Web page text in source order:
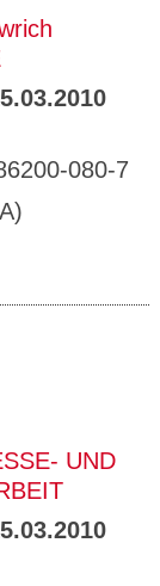
080-7
UND